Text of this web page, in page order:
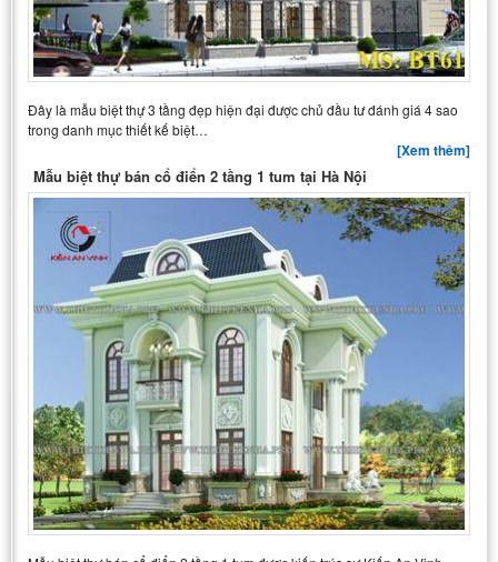
Đây là mẫu biệt thự 3 tầng đẹp hiện đại được chủ đầu tư đánh giá 4 sao
trong danh mục thiết kế biệt…
[Xem thêm]
Mẫu biệt thự bán cổ điển 2 tầng 1 tum tại Hà Nội